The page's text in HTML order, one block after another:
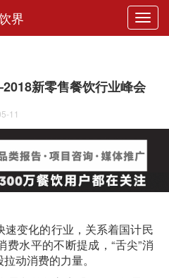
界
新零售餐饮行业峰会
11
变化的行业，关系着国计民
水平的不断提成，“舌尖”消
动消费的力量。